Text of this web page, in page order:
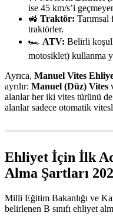
ise 45 km/s’i
🚜 Traktör:
traktörler.
🏎️ ATV: Belirli
motosiklet) kullanma
Ayrıca, Manuel Vites
ayrılır: Manuel (Düz) Vites
alanlar her iki vites türünü
alanlar sadece otomatik
Ehliyet İçin İlk
Alma Şartları
Milli Eğitim Bakanlığı ve
belirlenen B sınıfı ehliyet